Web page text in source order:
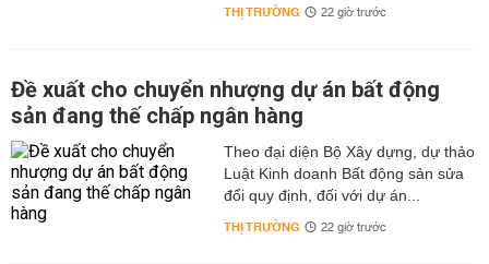
THỊ TRƯỜNG 22 giờ trước
Đề xuất cho chuyển nhượng dự án bất động
sản đang thế chấp ngân hàng
Theo đại diện Bộ Xây dựng, dự thảo
Luật Kinh doanh Bất động sản sửa
đổi quy định, đối với dự án...
THỊ TRƯỜNG 22 giờ trước